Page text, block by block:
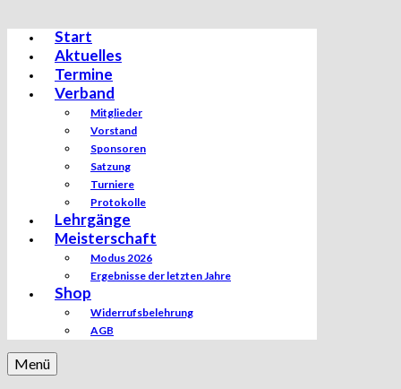
Start
Aktuelles
Termine
Verband
Mitglieder
Vorstand
Sponsoren
Satzung
Turniere
Protokolle
Lehrgänge
Meisterschaft
Modus 2026
Ergebnisse der letzten Jahre
Shop
Widerrufsbelehrung
AGB
Menü